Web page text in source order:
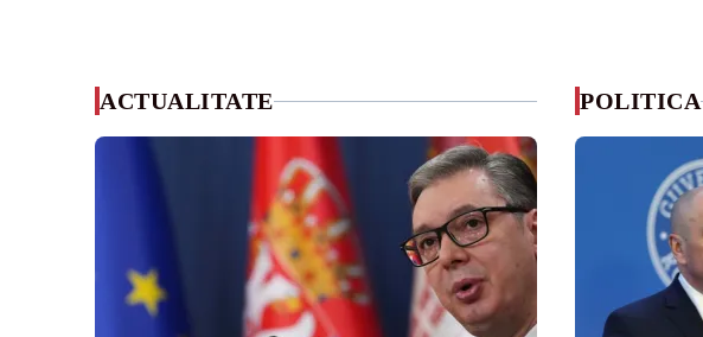
ACTUALITATE POLITICA